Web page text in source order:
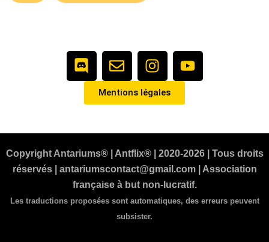
D
i
s
c
r
d
E
n
v
e
o
p
e
I
n
s
t
g
r
a
m
Y
o
b
e
Mentions légales
Copyright Antariums® | Antflix® | 2020-2026 | Tous droits
réservés | antariumscontact@gmail.com | Association
française à but non-lucratif.
Les traductions proposées sont automatiques, des erreurs peuvent
subsister.